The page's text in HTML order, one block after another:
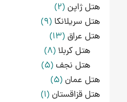
هتل ژاپن (2)
هتل سریلانکا (9)
هتل عراق (13)
هتل کربلا (8)
هتل نجف (5)
هتل عمان (5)
هتل قزاقستان (1)